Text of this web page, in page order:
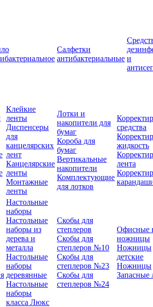
Салфетки
антибактериальные и
Клейкие
ленты
Диспенсеры
для
канцелярских
лент
Канцелярские
ленты
Монтажные
ленты
Лотки и
накопители для
бумаг
Короба для
бумаг
Вертикальные
накопители
Комплектующие
для лотков
средства
жидкость
лента
Настольные
наборы
Настольные
наборы из
дерева и
металла
Настольные
наборы
деревянные
Настольные
наборы
класса Люкс
Скобы для
степлеров
Скобы для
степлеров №10
Скобы для
степлеров №23
Скобы для
степлеров №24
Офисные
ножницы
Ножницы
детские
Ножницы
Запасные